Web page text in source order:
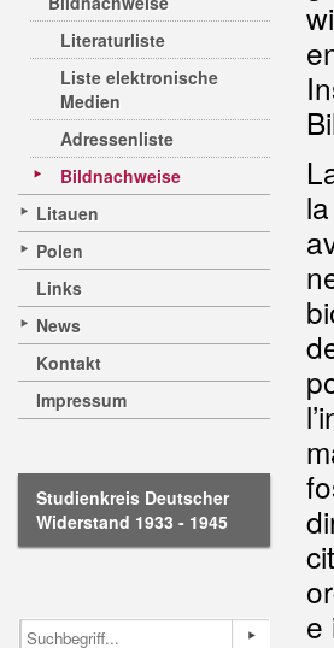
Literaturliste
Liste elektronische
Medien
Adressenliste
Bildnachweise
Litauen
Polen
Links
News
Kontakt
Impressum
Studienkreis Deutscher
Widerstand 1933 - 1945
e